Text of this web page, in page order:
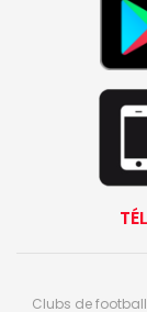
Clubs de